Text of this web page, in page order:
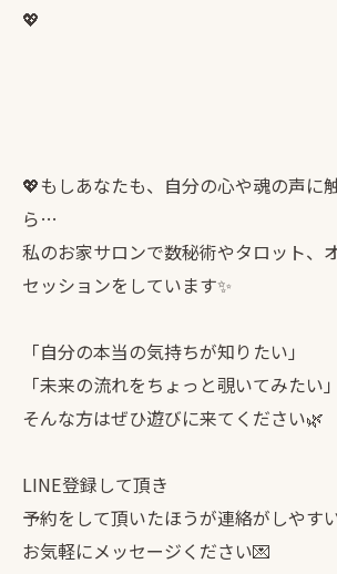
💖
💖もしあなたも、自分の心や魂の声に
ら…
私のお家サロンで数秘術やタロット、
セッションをしています✨
「自分の本当の気持ちが知りたい」
「未来の流れをちょっと覗いてみたい」
そんな方はぜひ遊びに来てください🌿
LINE登録して頂き
予約をして頂いたほうが連絡がしやす
お気軽にメッセージください💌